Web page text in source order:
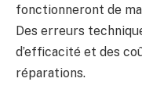
fonctionneront de
Des erreurs
d’efficacité et des
réparations.